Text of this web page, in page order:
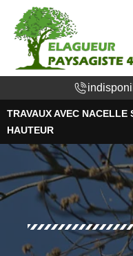
TRAVAUX AVEC NACELLE
HAUTEUR